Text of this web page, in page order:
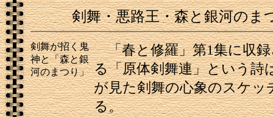
剣舞・悪路王・森と銀河のま
剣舞が招く鬼
神と「森と銀
河のまつり」
「春と修羅」第1集に収録
る「原体剣舞連」という詩
が見た剣舞の心象のスケッ
る。